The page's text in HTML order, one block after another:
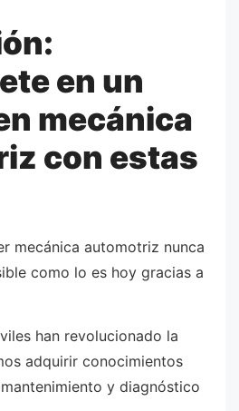
en un
mecánica
con estas
mecánica automotriz nunca
como lo es hoy gracias a
han revolucionado la
adquirir conocimientos
y diagnóstico